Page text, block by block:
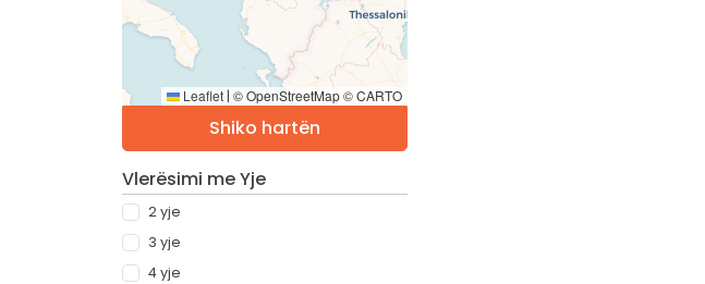
Leaflet | © OpenStreetMap © CARTO
Shiko hartën
Vlerësimi me Yje
2 yje
3 yje
4 yje